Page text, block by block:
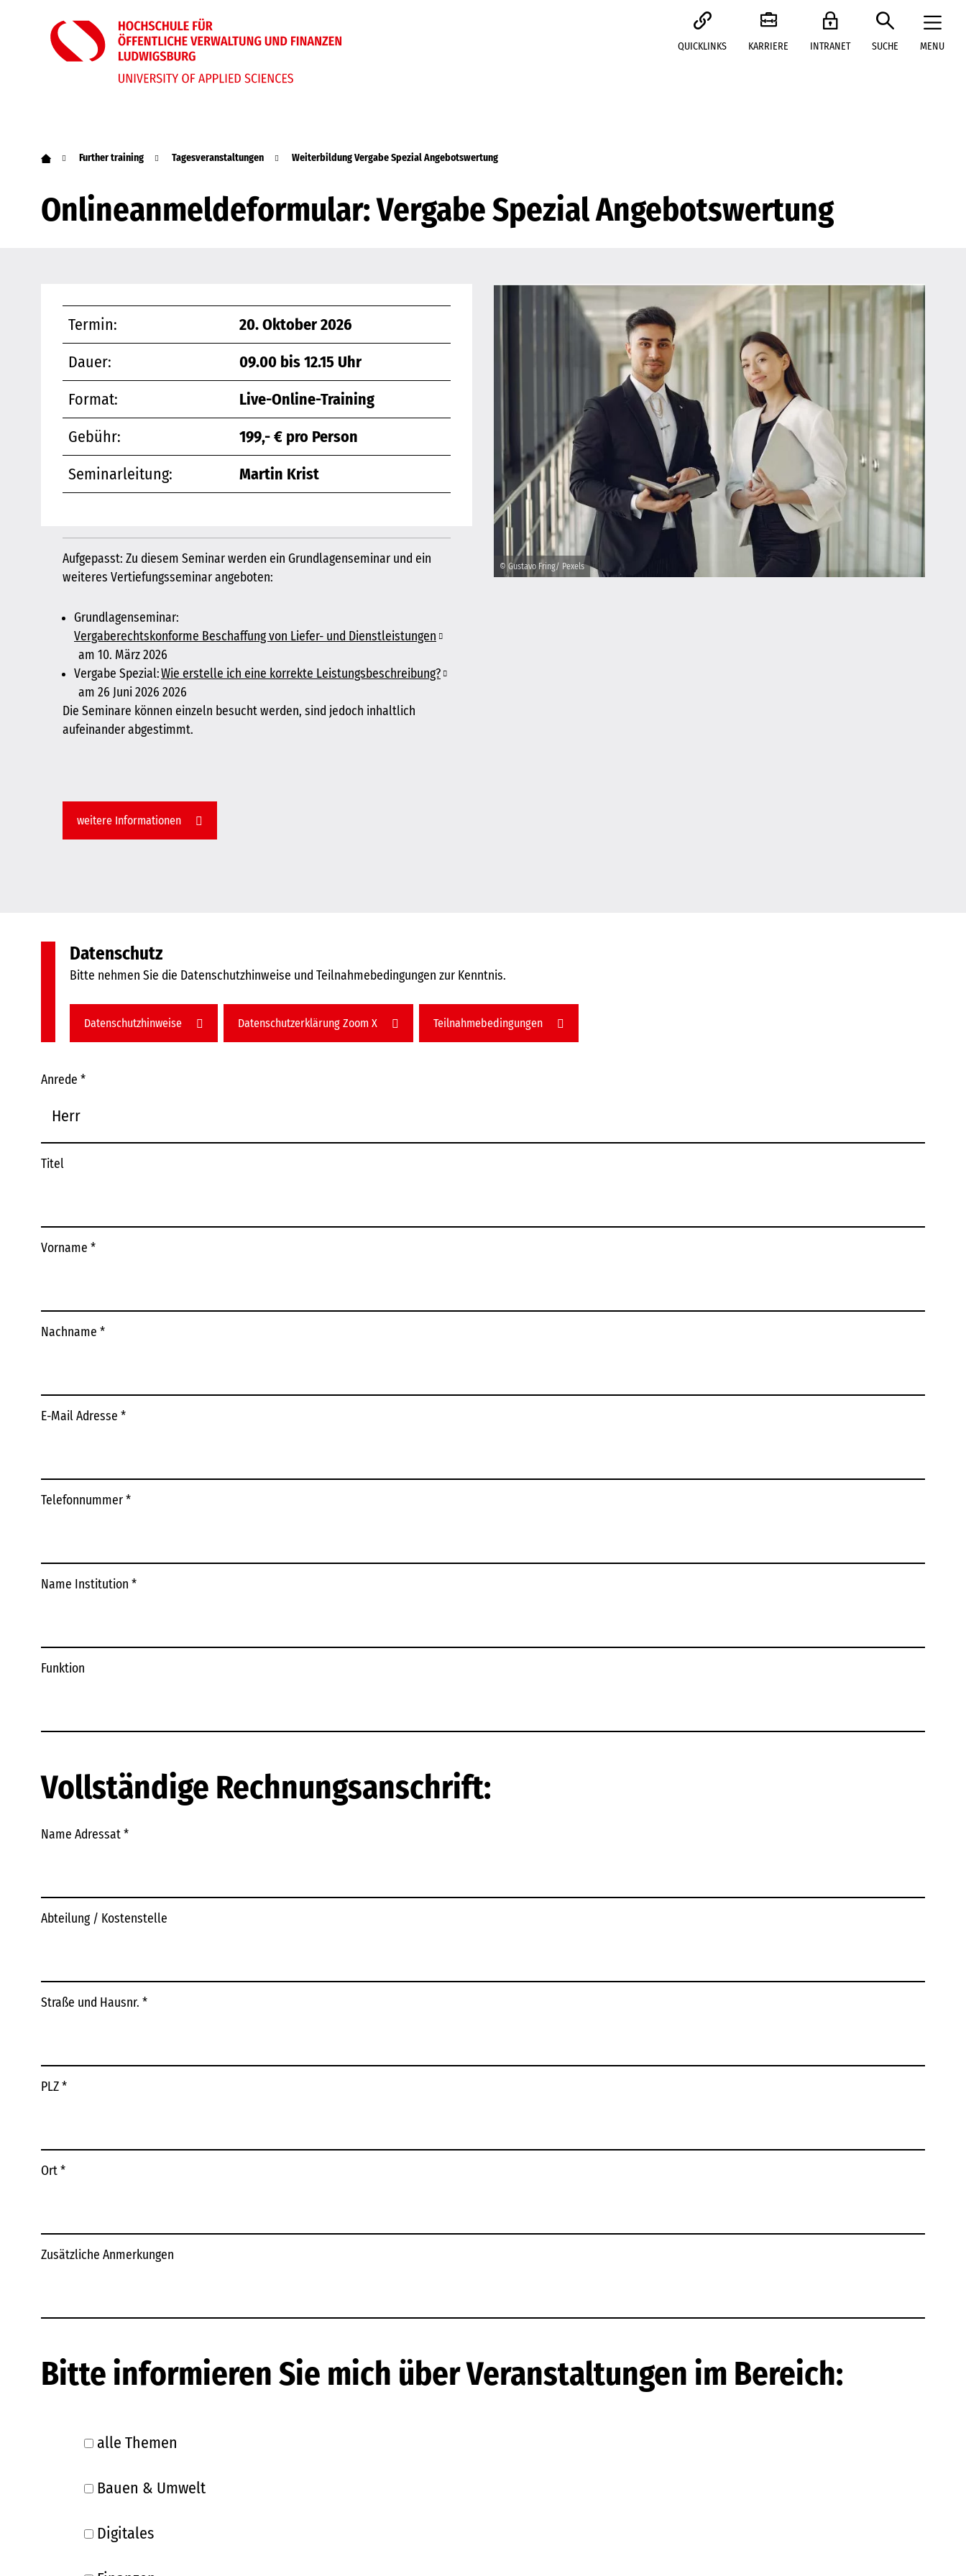
QUICKLINKS KARRIERE INTRANET SUCHE MENU
Further training Tagesveranstaltungen Weiterbildung Vergabe Spezial Angebotswertung
Onlineanmeldeformular: Vergabe Spezial Angebotswertung
Termin:
20. Oktober 2026
Dauer:
09.00 bis 12.15 Uhr
Format:
Live-Online-Training
Gebühr:
199,- € pro Person
Seminarleitung:
Martin Krist
Aufgepasst: Zu diesem Seminar werden ein Grundlagenseminar und ein
weiteres Vertiefungsseminar angeboten:
Grundlagenseminar:
Vergaberechtskonforme Beschaffung von Liefer- und Dienstleistungen
am 10. März 2026
Vergabe Spezial:Wie erstelle ich eine korrekte Leistungsbeschreibung?
am 26 Juni 2026 2026
Die Seminare können einzeln besucht werden, sind jedoch inhaltlich
aufeinander abgestimmt.
weitere Informationen
© Gustavo Fring/ Pexels
Datenschutz
Bitte nehmen Sie die Datenschutzhinweise und Teilnahmebedingungen zur Kenntnis.
Datenschutzhinweise Datenschutzerklärung Zoom X Teilnahmebedingungen
Anrede *
Titel
Vorname *
Nachname *
E-Mail Adresse *
Telefonnummer*
Name Institution *
Funktion
Vollständige Rechnungsanschrift:
Name Adressat*
Abteilung / Kostenstelle
Straße und Hausnr. *
PLZ*
Ort*
Zusätzliche Anmerkungen
Bitte informieren Sie mich über Veranstaltungen im Bereich:
alle Themen
Bauen & Umwelt
Digitales